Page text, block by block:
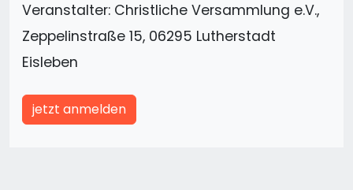
Veranstalter: Christliche Versammlung e.V.,
Zeppelinstraße 15, 06295 Lutherstadt
Eisleben
jetzt anmelden